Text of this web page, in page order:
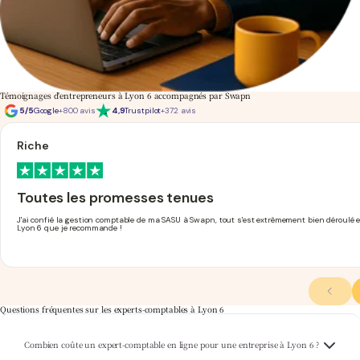
Témoignages d'entrepreneurs à Lyon 6 accompagnés par Swapn
5/5Google+800 avis 4,9Trustpilot+372 avis
Riche
Toutes les promesses tenues
J'ai confié la gestion comptable de ma SASU à Swapn, tout s'est extrêmement bien
Lyon 6 que je recommande !
Questions fréquentes sur les experts-comptables à Lyon 6
Combien coûte un expert-comptable en ligne pour une entreprise à Lyon 6 ?
Swapn propose ses servicesexpert-comptable pas cherà partir de 29€ HT/mois, que
vous soyez en SASU, EURL ou SAS à Lyon 6. Le tarif est affiché clairement, sans